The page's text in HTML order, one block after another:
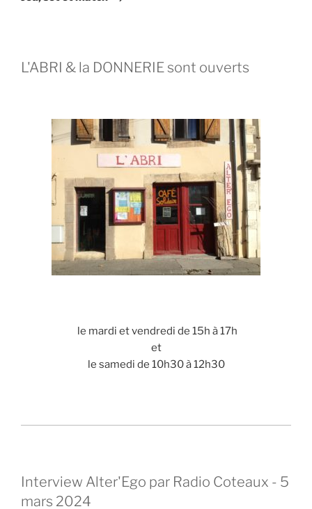
L'ABRI & la DONNERIE sont ouverts
le mardi et vendredi de 15h à 17h
et
le samedi de 10h30 à 12h30
Interview Alter'Ego par Radio Coteaux - 5
mars 2024